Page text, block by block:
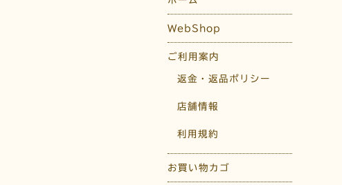
WebShop
ご利用案内
返金・返品ポリシー
店舗情報
利用規約
お買い物カゴ